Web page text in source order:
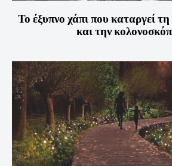
Το έξυπνο χάπι που καταργεί
και την